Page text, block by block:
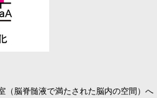
（脳脊髄液で満たされた脳内の空間）へ